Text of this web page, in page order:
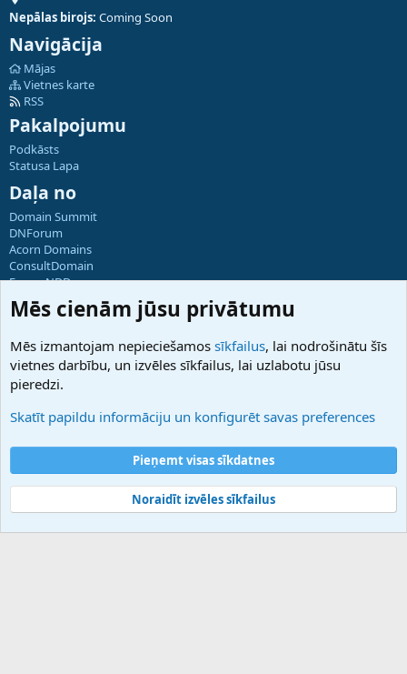
Nepālas birojs: Coming Soon
Navigācija
Mājas
Vietnes karte
RSS
Pakalpojumu
Podkāsts
Statusa Lapa
Daļa no
Domain Summit
DNForum
Acorn Domains
ConsultDomain
ForumNDD
Domainforum.ro
27.be
Hostmaria
Atbalsts
Palīdzība
Noteikumi un nosacījumi
Privātuma politika
Community platform by XenForo® © 2010-2025 XenForo Ltd.
Mēs cienām jūsu privātumu
Mēs izmantojam nepieciešamos sīkfailus, lai nodrošinātu šīs
vietnes darbību, un izvēles sīkfailus, lai uzlabotu jūsu
pieredzi.
Skatīt papildu informāciju un konfigurēt savas preferences
Pieņemt visas sīkdatnes
Noraidīt izvēles sīkfailus